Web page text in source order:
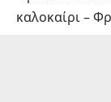
καλοκαίρι –